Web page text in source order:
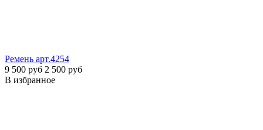
Ремень арт.4254
9 500 руб 2 500 руб
В избранное